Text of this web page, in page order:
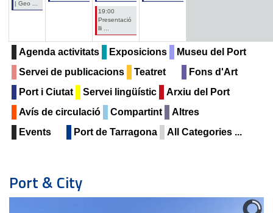
| Geo ...
19:00
Presentació
lli ...
Agenda activitats Exposicions
Museu del Port
Servei de publicacions
Teatret
Fons d'Art
Port i Ciutat
Servei lingüístic
Arxiu del Port
Avís de circulació
Compartint
Altres
Events
Port de Tarragona All Categories ...
Port & City